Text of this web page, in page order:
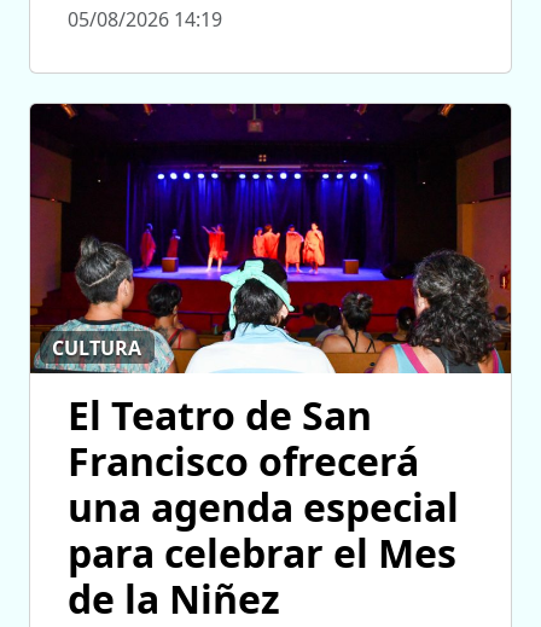
05/08/2026 14:19
CULTURA
El Teatro de San
Francisco ofrecerá
una agenda especial
para celebrar el Mes
de la Niñez